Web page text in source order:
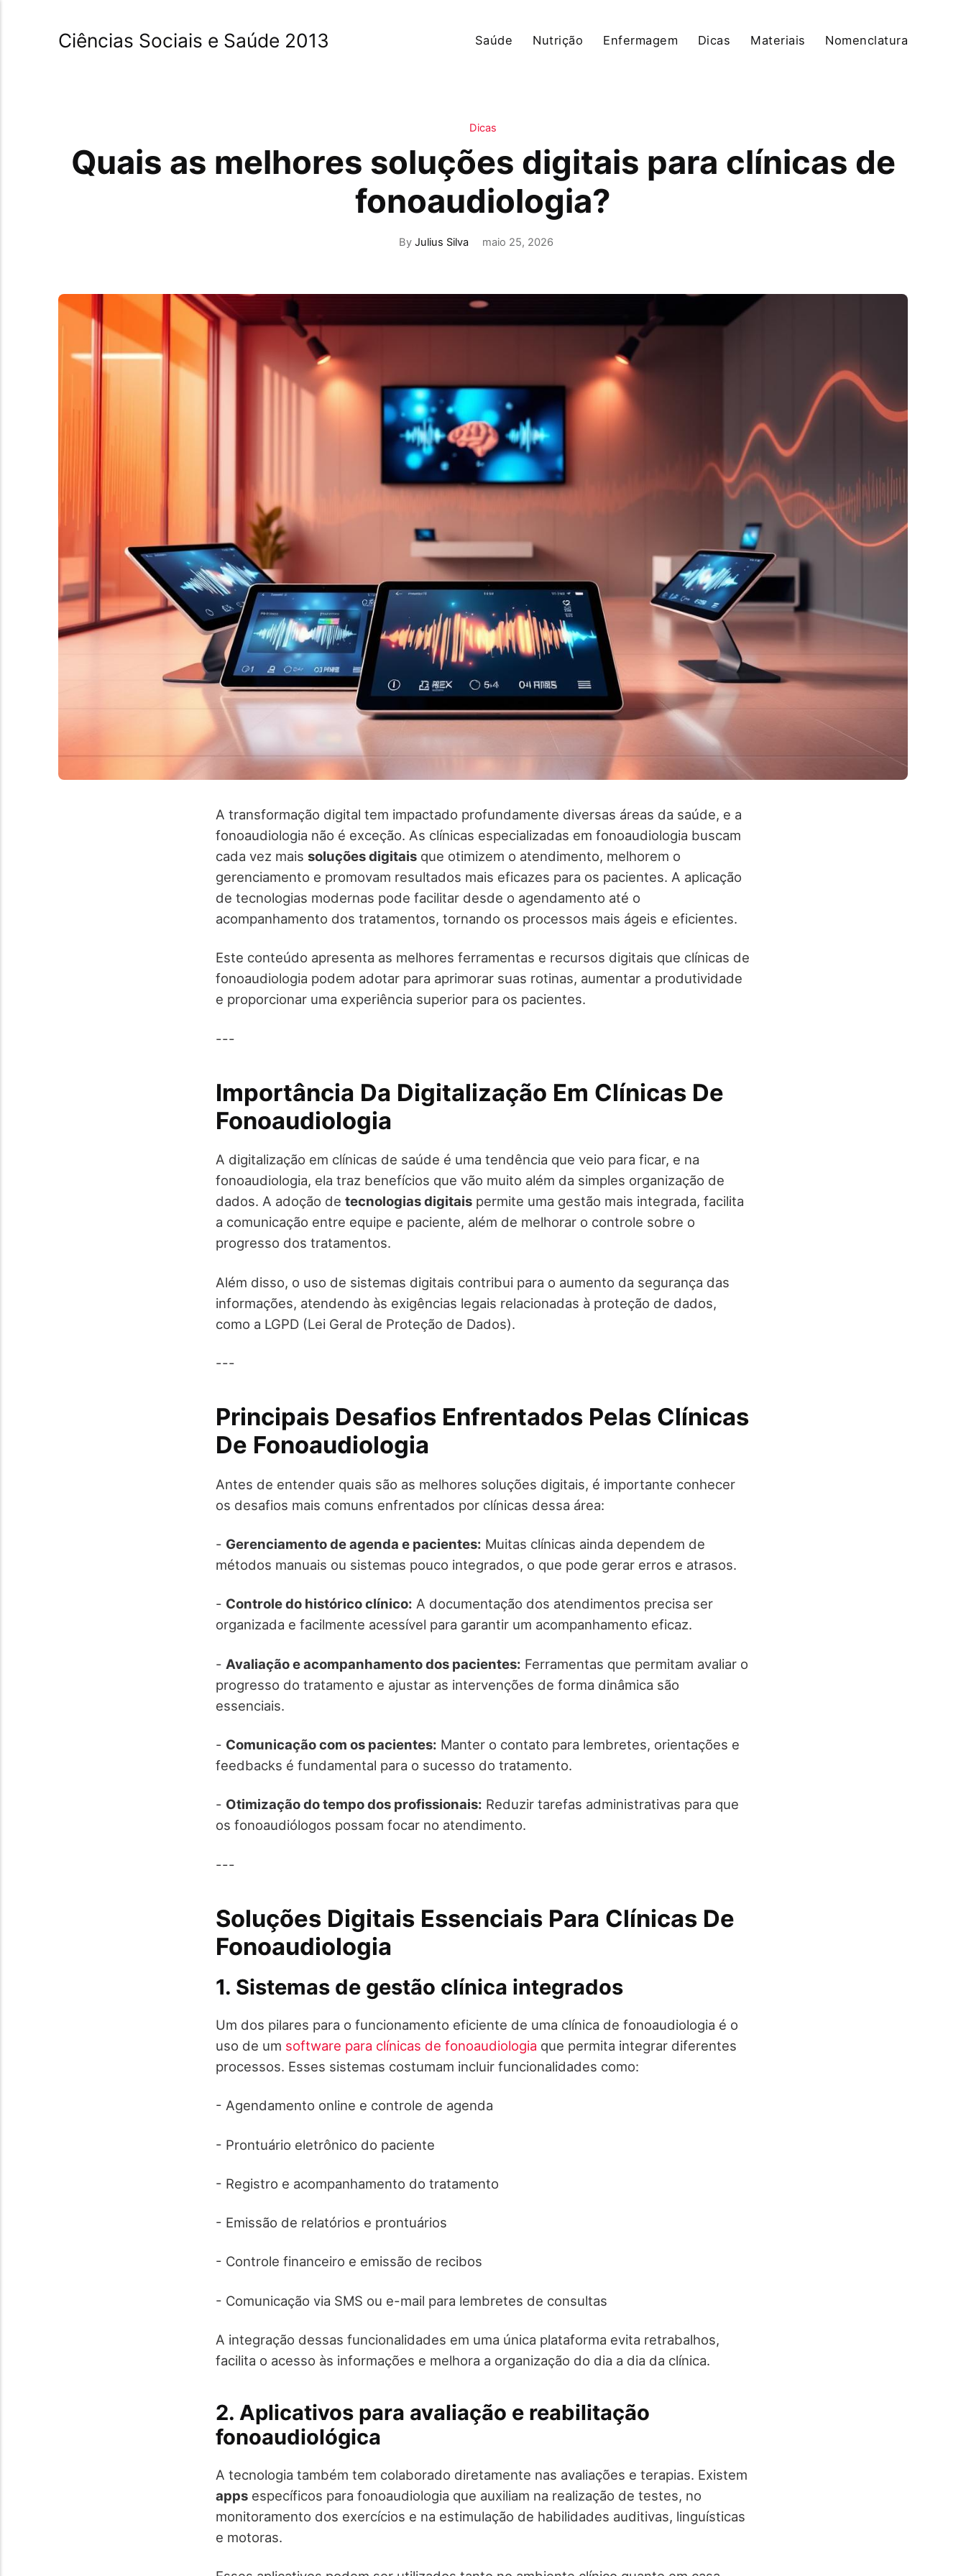
Ciências Sociais e Saúde 2013 Saúde Nutrição Enfermagem Dicas Materiais Nomenclatura
Dicas
Quais as melhores soluções digitais para clínicas de
fonoaudiologia?
ByJulius Silva maio 25, 2026
A transformação digital tem impactado profundamente diversas áreas da saúde, e a
fonoaudiologia não é exceção. As clínicas especializadas em fonoaudiologia buscam
cada vez mais soluções digitais que otimizem o atendimento, melhorem o
gerenciamento e promovam resultados mais eficazes para os pacientes. A aplicação
de tecnologias modernas pode facilitar desde o agendamento até o
acompanhamento dos tratamentos, tornando os processos mais ágeis e eficientes.
Este conteúdo apresenta as melhores ferramentas e recursos digitais que clínicas de
fonoaudiologia podem adotar para aprimorar suas rotinas, aumentar a produtividade
e proporcionar uma experiência superior para os pacientes.
---
Importância Da Digitalização Em Clínicas De
Fonoaudiologia
A digitalização em clínicas de saúde é uma tendência que veio para ficar, e na
fonoaudiologia, ela traz benefícios que vão muito além da simples organização de
dados. A adoção de tecnologias digitais permite uma gestão mais integrada, facilita
a comunicação entre equipe e paciente, além de melhorar o controle sobre o
progresso dos tratamentos.
Além disso, o uso de sistemas digitais contribui para o aumento da segurança das
informações, atendendo às exigências legais relacionadas à proteção de dados,
como a LGPD (Lei Geral de Proteção de Dados).
---
Principais Desafios Enfrentados Pelas Clínicas
De Fonoaudiologia
Antes de entender quais são as melhores soluções digitais, é importante conhecer
os desafios mais comuns enfrentados por clínicas dessa área:
- Gerenciamento de agenda e pacientes: Muitas clínicas ainda dependem de
métodos manuais ou sistemas pouco integrados, o que pode gerar erros e atrasos.
- Controle do histórico clínico: A documentação dos atendimentos precisa ser
organizada e facilmente acessível para garantir um acompanhamento eficaz.
- Avaliação e acompanhamento dos pacientes: Ferramentas que permitam avaliar o
progresso do tratamento e ajustar as intervenções de forma dinâmica são
essenciais.
- Comunicação com os pacientes: Manter o contato para lembretes, orientações e
feedbacks é fundamental para o sucesso do tratamento.
- Otimização do tempo dos profissionais: Reduzir tarefas administrativas para que
os fonoaudiólogos possam focar no atendimento.
---
Soluções Digitais Essenciais Para Clínicas De
Fonoaudiologia
1. Sistemas de gestão clínica integrados
Um dos pilares para o funcionamento eficiente de uma clínica de fonoaudiologia é o
uso de um software para clínicas de fonoaudiologia que permita integrar diferentes
processos. Esses sistemas costumam incluir funcionalidades como:
- Agendamento online e controle de agenda
- Prontuário eletrônico do paciente
- Registro e acompanhamento do tratamento
- Emissão de relatórios e prontuários
- Controle financeiro e emissão de recibos
- Comunicação via SMS ou e-mail para lembretes de consultas
A integração dessas funcionalidades em uma única plataforma evita retrabalhos,
facilita o acesso às informações e melhora a organização do dia a dia da clínica.
2. Aplicativos para avaliação e reabilitação
fonoaudiológica
A tecnologia também tem colaborado diretamente nas avaliações e terapias. Existem
apps específicos para fonoaudiologia que auxiliam na realização de testes, no
monitoramento dos exercícios e na estimulação de habilidades auditivas, linguísticas
e motoras.